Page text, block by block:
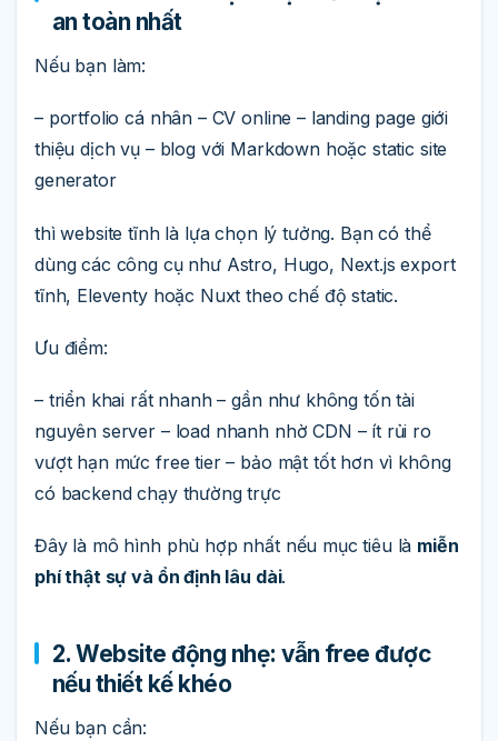
an toàn nhất
Nếu bạn làm:
– portfolio cá nhân – CV online – landing page giới
thiệu dịch vụ – blog với Markdown hoặc static site
generator
thì website tĩnh là lựa chọn lý tưởng. Bạn có thể
dùng các công cụ như Astro, Hugo, Next.js export
tĩnh, Eleventy hoặc Nuxt theo chế độ static.
Ưu điểm:
– triển khai rất nhanh – gần như không tốn tài
nguyên server – load nhanh nhờ CDN – ít rủi ro
vượt hạn mức free tier – bảo mật tốt hơn vì không
có backend chạy thường trực
Đây là mô hình phù hợp nhất nếu mục tiêu là miễn
phí thật sự và ổn định lâu dài.
2. Website động nhẹ: vẫn free được
nếu thiết kế khéo
Nếu bạn cần: